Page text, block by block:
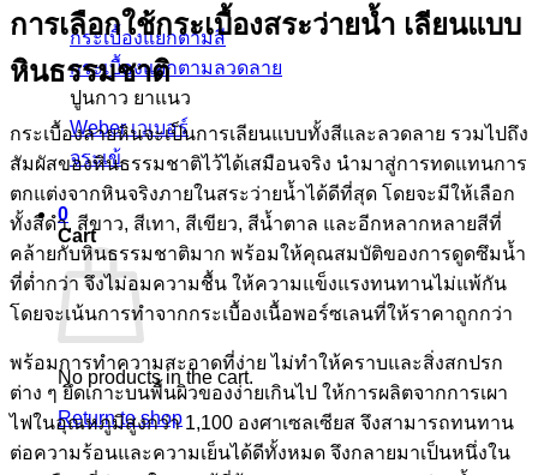
กระเบื้องแยกตามสี
กระเบื้องแยกตามลวดลาย
ปูนกาว ยาแนว
Weber เวเบอร์
จระเข้
0
Cart
No products in the cart.
Return to shop
การเลือกใช้กระเบื้องสระว่ายน้ำ เลียนแบบ
หินธรรมชาติ
กระเบื้องลายหินจะเป็นการเลียนแบบทั้งสีและลวดลาย รวมไปถึง
สัมผัสของหินธรรมชาติไว้ได้เสมือนจริง นำมาสู่การทดแทนการ
ตกแต่งจากหินจริงภายในสระว่ายน้ำได้ดีที่สุด โดยจะมีให้เลือก
ทั้งสีดำ, สีขาว, สีเทา, สีเขียว, สีน้ำตาล และอีกหลากหลายสีที่
คล้ายกับหินธรรมชาติมาก พร้อมให้คุณสมบัติของการดูดซึมน้ำ
ที่ต่ำกว่า จึงไม่อมความชื้น ให้ความแข็งแรงทนทานไม่แพ้กัน
โดยจะเน้นการทำจากกระเบื้องเนื้อพอร์ซเลนที่ให้ราคาถูกกว่า
พร้อมการทำความสะอาดที่ง่าย ไม่ทำให้คราบและสิ่งสกปรก
ต่าง ๆ ยึดเกาะบนพื้นผิวของง่ายเกินไป ให้การผลิตจากการเผา
ไฟในอุณหภูมิสูงกว่า 1,100 องศาเซลเซียส จึงสามารถทนทาน
ต่อความร้อนและความเย็นได้ดีทั้งหมด จึงกลายมาเป็นหนึ่งใน